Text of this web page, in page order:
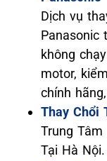
Dịch vụ
Panasonic
không
motor,
chính
Thay Chổi
Trung
Tại Hà